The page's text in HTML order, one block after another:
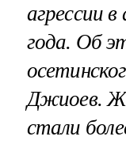
агрессии
года. Об
Джиоев.
стали